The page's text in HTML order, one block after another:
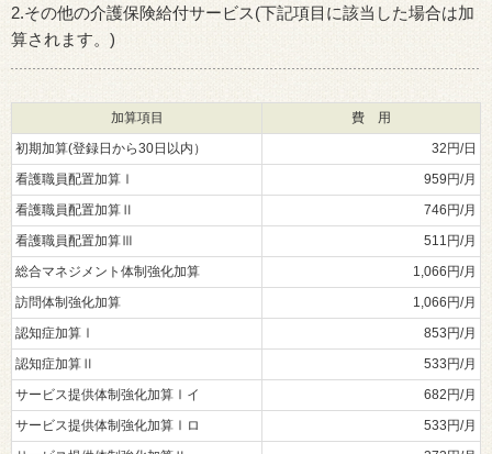
2.その他の介護保険給付サービス(下記項目に該当した場合は加
算されます。)
加算項目
費 用
初期加算(登録日から30日以内）
32円/日
看護職員配置加算Ⅰ
959円/月
看護職員配置加算Ⅱ
746円/月
看護職員配置加算Ⅲ
511円/月
総合マネジメント体制強化加算
1,066円/月
訪問体制強化加算
1,066円/月
認知症加算Ⅰ
853円/月
認知症加算Ⅱ
533円/月
サービス提供体制強化加算Ⅰイ
682円/月
サービス提供体制強化加算Ⅰロ
533円/月